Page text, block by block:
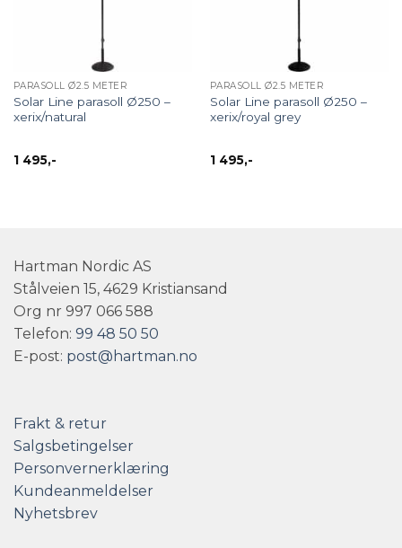
PARASOLL Ø2.5 METER
Solar Line parasoll Ø250 –
xerix/natural
1 495,-
PARASOLL Ø2.5 METER
Solar Line parasoll Ø250 –
xerix/royal grey
1 495,-
Hartman Nordic AS
Stålveien 15, 4629 Kristiansand
Org nr 997 066 588
Telefon: 99 48 50 50
E-post: post@hartman.no
Frakt & retur
Salgsbetingelser
Personvernerklæring
Kundeanmeldelser
Nyhetsbrev